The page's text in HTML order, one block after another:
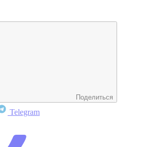
Поделиться
Telegram